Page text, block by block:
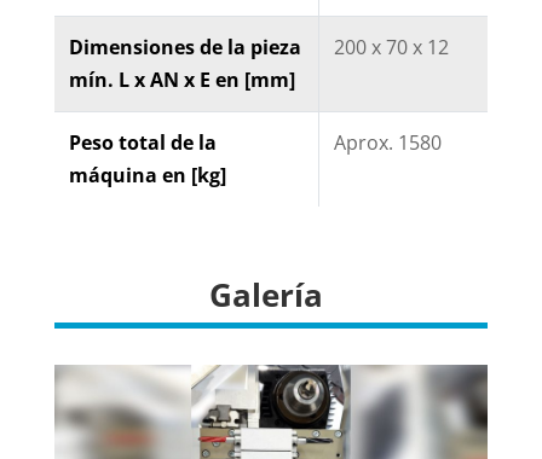
Dimensiones de la pieza
mín. L x AN x E en [mm]
200 x 70 x 12
Peso total de la
máquina en [kg]
Aprox. 1580
Galería